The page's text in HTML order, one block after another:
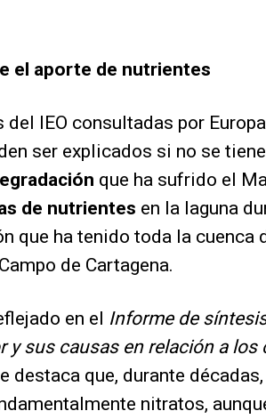
el aporte de nutrientes
del IEO consultadas por
ser explicados si no se
que ha sufrido el
de nutrientes en la laguna
que ha tenido toda la cuenca
de Cartagena.
en el Informe de
y sus causas en relación a
destaca que, durante
nitratos,